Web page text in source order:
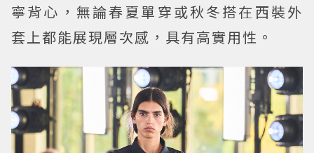
寧背心，無論春夏單穿或秋冬搭在西裝外
套上都能展現層次感，具有高實用性。